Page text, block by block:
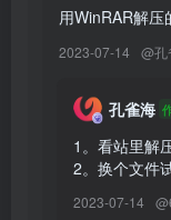
Nyako喵子 –
[2023.2.11更10]
Nyako喵子 –
Nyako喵子 –
Nyako喵子 –
Nyako喵子 –
用WinRAR解压
2023-07-14 @孔
孔雀海
1。看站里解
2。换个文件
2023-07-14 @